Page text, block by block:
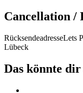
Cancellation /
RücksendeadresseLets
Lübeck
Das könnte